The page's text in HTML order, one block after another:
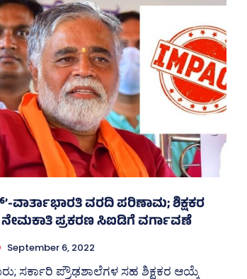
ವಾರ್ತಾಭಾರತಿ ವರದಿ ಪರಿಣಾಮ; ಶಿಕ್ಷಕರ
ಪ್ರಕರಣ ಸಿಐಡಿಗೆ ವರ್ಗಾವಣೆ
September 6, 2022
ಸರ್ಕಾರಿ ಪ್ರೌಢಶಾಲೆಗಳ ಸಹ ಶಿಕ್ಷಕರ ಆಯ್ಕೆ